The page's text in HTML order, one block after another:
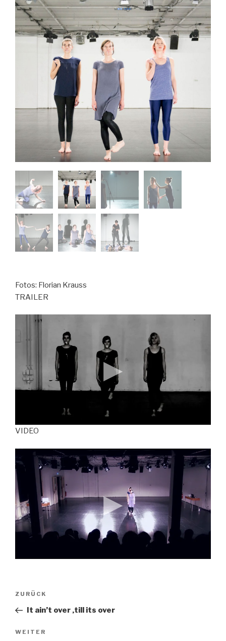
Fotos: Florian Krauss
TRAILER
VIDEO
Beitragsnavigation
Vorheriger
Beitrag
ZURÜCK
It ain’t over ‚till its over
Nächster
WEITER